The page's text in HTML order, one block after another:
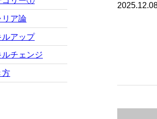
リア論
ルアップ
ルチェンジ
方